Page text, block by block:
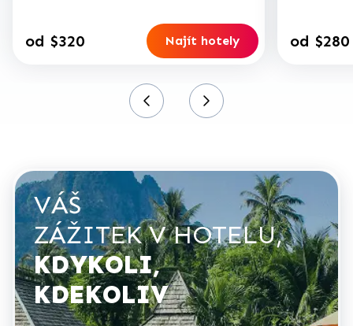
od $320 Najít hotely od $280
VÁŠ
ZÁŽITEK V HOTELU,
KDYKOLI,
KDEKOLIV